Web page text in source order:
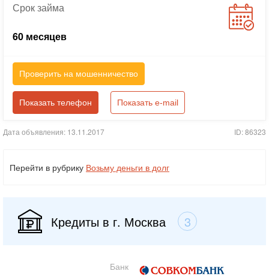
Срокзайма
60 месяцев
Проверить на мошенничество
Показать телефон Показать e-mail
Дата объявления: 13.11.2017 ID: 86323
Перейти в рубрику Возьму деньги в долг
Кредиты в г. Москва 3
Банк